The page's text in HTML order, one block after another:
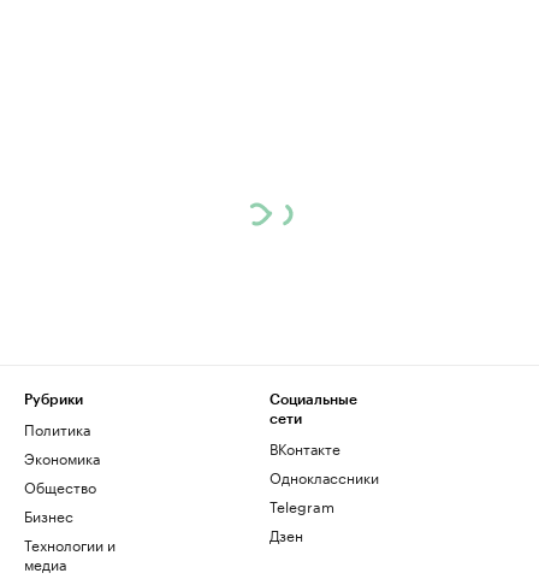
Рубрики
Политика
Экономика
Общество
Бизнес
Технологии и
медиа
Социальные
сети
ВКонтакте
Одноклассники
Telegram
Дзен